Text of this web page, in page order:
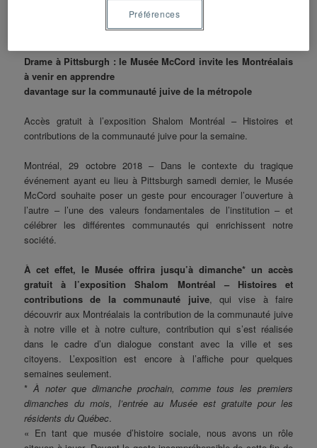
30 octobre 2018parHFGM
Drame à Pittsburgh : le Musée McCord invite les Montréalais
à venir en apprendre
davantage sur la communauté juive de la métropole
Accès gratuit à l’exposition Shalom Montréal – Histoires et
contributions de la communauté juive pour la semaine.
Montréal, 29 octobre 2018 – Dans le contexte du tragique
événement ayant eu lieu à Pittsburgh samedi dernier, le Musée
McCord souhaite poser un geste pour encourager l’ouverture à
l’autre – l’une des valeurs fondamentales de l’institution – et
célébrer les différentes communautés qui enrichissent notre
société.
À cet effet, le Musée offrira jusqu’à dimanche* un accès
gratuit à l’exposition Shalom Montréal – Histoires et
contributions de la communauté juive, qui vise à faire
découvrir aux Montréalais la contribution de la communauté juive
à notre ville et à notre culture, contribution qui s’est réalisée
dans le cadre d’un dialogue constant avec la ville et ses
citoyens. L’exposition est encore à l’affiche pour quelques
semaines seulement.
*À noter que dimanche prochain, comme tous les premiers
dimanches du mois, l’entrée au Musée est gratuite pour les
résidents du Québec.
« En tant que musée d’histoire sociale, nous avons un rôle
Préférences